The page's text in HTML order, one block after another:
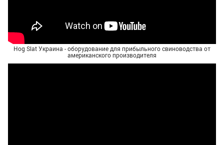
Hog Slat Украина - оборудование для прибыльного свиноводства от
американского производителя